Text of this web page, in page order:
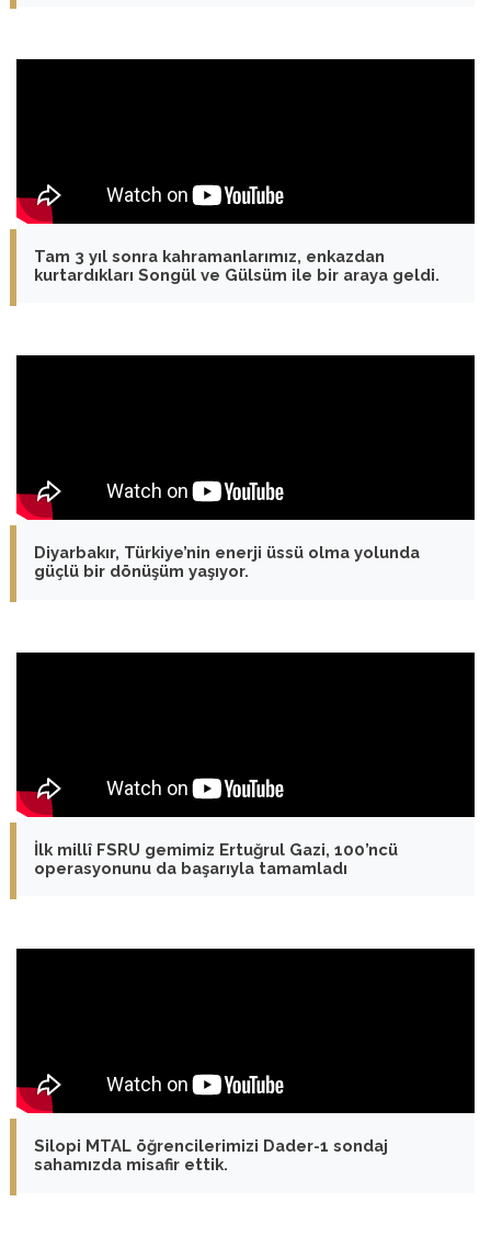
Tam 3 yıl sonra kahramanlarımız, enkazdan
kurtardıkları Songül ve Gülsüm ile bir araya geldi.
Diyarbakır, Türkiye’nin enerji üssü olma yolunda
güçlü bir dönüşüm yaşıyor.
İlk millî FSRU gemimiz Ertuğrul Gazi, 100’ncü
operasyonunu da başarıyla tamamladı
Silopi MTAL öğrencilerimizi Dader-1 sondaj
sahamızda misafir ettik.